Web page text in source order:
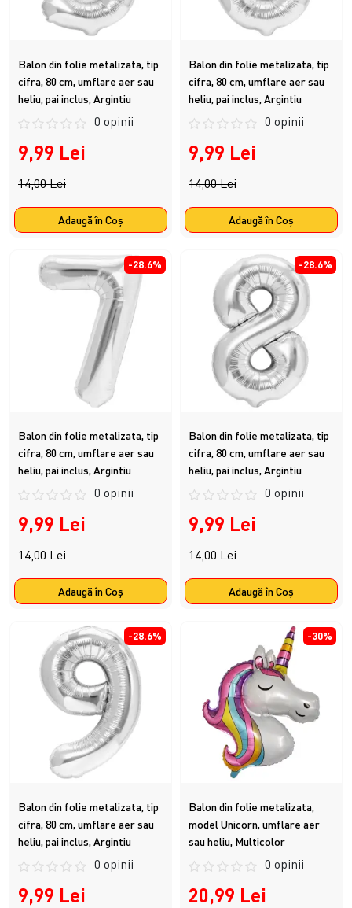
Balon din folie metalizata, tip
cifra, 80 cm, umflare aer sau
heliu, pai inclus, Argintiu
0 opinii
9,99 Lei
14,00 Lei
Adaugă în Coş
Balon din folie metalizata, tip
cifra, 80 cm, umflare aer sau
heliu, pai inclus, Argintiu
0 opinii
9,99 Lei
14,00 Lei
Adaugă în Coş
-28.6%
Balon din folie metalizata, tip
cifra, 80 cm, umflare aer sau
heliu, pai inclus, Argintiu
0 opinii
9,99 Lei
14,00 Lei
Adaugă în Coş
-28.6%
Balon din folie metalizata, tip
cifra, 80 cm, umflare aer sau
heliu, pai inclus, Argintiu
0 opinii
9,99 Lei
14,00 Lei
Adaugă în Coş
-28.6%
Balon din folie metalizata, tip
cifra, 80 cm, umflare aer sau
heliu, pai inclus, Argintiu
0 opinii
9,99 Lei
-30%
Balon din folie metalizata,
model Unicorn, umflare aer
sau heliu, Multicolor
0 opinii
20,99 Lei